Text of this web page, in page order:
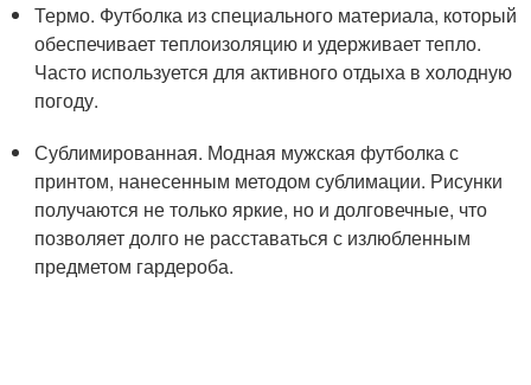
Термо. Футболка из специального материала, который
обеспечивает теплоизоляцию и удерживает тепло.
Часто используется для активного отдыха в холодную
погоду.
Сублимированная. Модная мужская футболка с
принтом, нанесенным методом сублимации. Рисунки
получаются не только яркие, но и долговечные, что
позволяет долго не расставаться с излюбленным
предметом гардероба.